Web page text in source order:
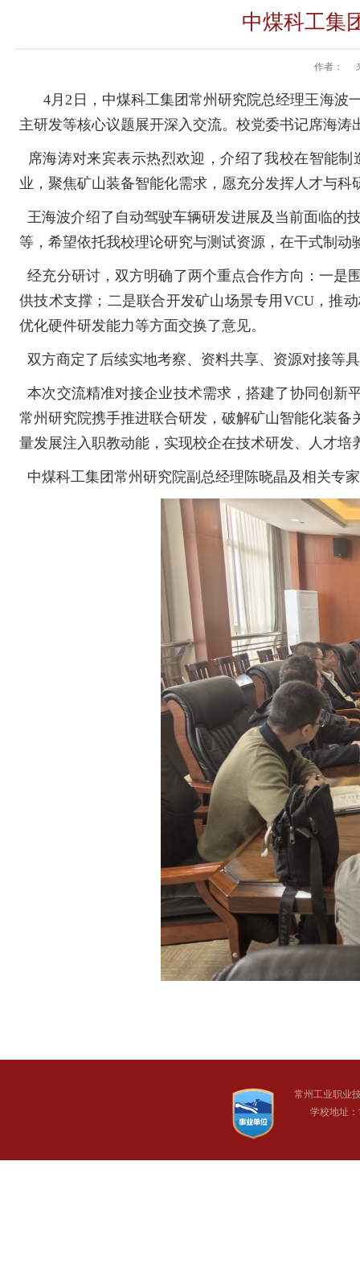
中煤科工集
作者：
4月2 日，中煤科工集团常州研究院总经理王海波
主研发等核心议题展开深入交流。校党委书记席海
席海涛对来宾表示热烈欢迎，介绍了我校在智能
业，聚焦矿山装备智能化需求，愿充分发挥人才与
王海波介绍了自动驾驶车辆研发进展及当前面临的
等，希望依托我校理论研究与测试资源，在干式制动
经充分研讨，双方明确了两个重点合作方向：一是
供技术支撑；二是联合开发矿山场景专用 VCU，推
优化硬件研发能力等方面交换了意见。
双方商定了后续实地考察、资料共享、资源对接等
本次交流精准对接企业技术需求，搭建了协同创新
常州研究院携手推进联合研发，破解矿山智能化装
量发展注入职教动能，实现校企在技术研发、人才培
中煤科工集团常州研究院副总经理陈晓晶及相关专
常州工业职业
学校地址